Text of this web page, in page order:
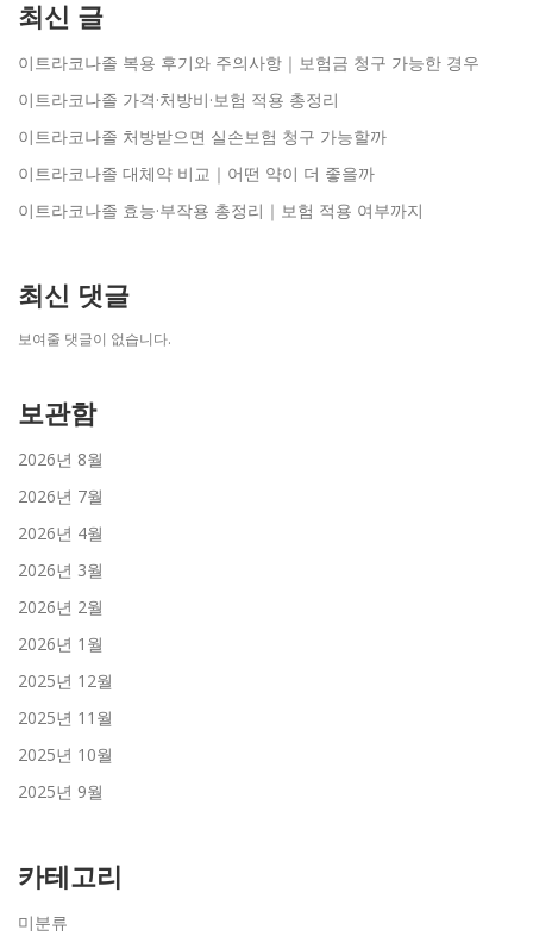
최신 글
이트라코나졸 복용 후기와 주의사항｜보험금 청구 가능한 경우
이트라코나졸 가격·처방비·보험 적용 총정리
이트라코나졸 처방받으면 실손보험 청구 가능할까
이트라코나졸 대체약 비교｜어떤 약이 더 좋을까
이트라코나졸 효능·부작용 총정리｜보험 적용 여부까지
최신 댓글
보여줄 댓글이 없습니다.
보관함
2026년 8월
2026년 7월
2026년 4월
2026년 3월
2026년 2월
2026년 1월
2025년 12월
2025년 11월
2025년 10월
2025년 9월
카테고리
미분류